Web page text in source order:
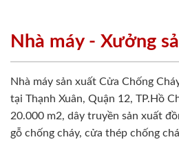
Nhà máy - Xưởng
Nhà máy sản xuất Cửa Chống
tại Thạnh Xuân, Quận 12, TP.Hồ
20.000 m2, dây truyền sản xuất
gỗ chống cháy, cửa thép chống